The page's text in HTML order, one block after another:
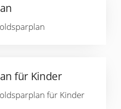
für Kinder
für Kinder